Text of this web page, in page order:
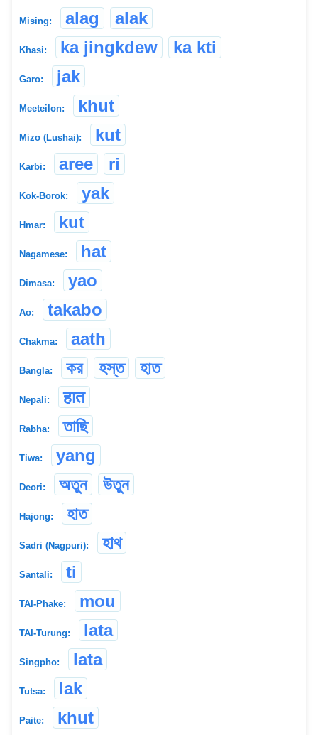
Mising: alag alak
Khasi: ka jingkdew ka kti
Garo: jak
Meeteilon: khut
Mizo (Lushai): kut
Karbi: aree ri
Kok-Borok: yak
Hmar: kut
Nagamese: hat
Dimasa: yao
Ao: takabo
Chakma: aath
Bangla: কর হস্ত হাত
Nepali: हात
Rabha: তাছি
Tiwa: yang
Deori: অতুন উতুন
Hajong: হাত
Sadri (Nagpuri): হাথ
Santali: ti
TAI-Phake: mou
TAI-Turung: lata
Singpho: lata
Tutsa: lak
Paite: khut